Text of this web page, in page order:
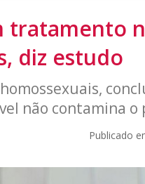
tratamento
diz estudo
não contamina o
Publicado